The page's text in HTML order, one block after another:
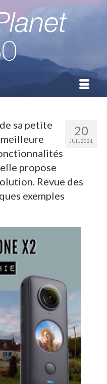
20
JUIL 2021
sa petite
meilleure
propose
Revue des
exemples